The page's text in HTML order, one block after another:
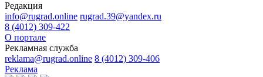
Редакция
info@rugrad.online rugrad.39@yandex.ru
8 (4012) 309-422
О портале
Рекламная служба
reklama@rugrad.online 8 (4012) 309-406
Реклама